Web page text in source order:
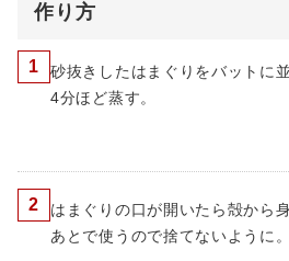
作り方
1
砂抜きしたはまぐりをバットに
4分ほど蒸す。
2
はまぐりの口が開いたら殻から
あとで使うので捨てないように。